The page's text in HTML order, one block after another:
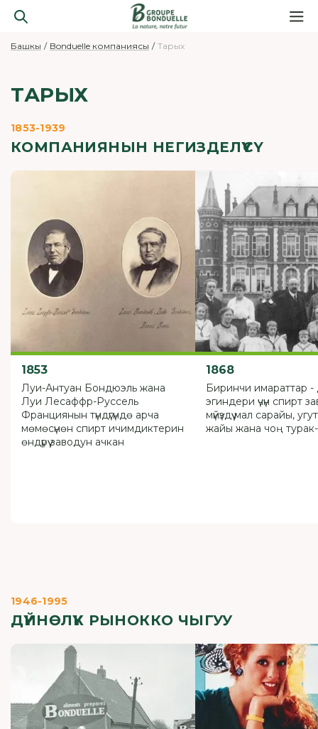
Башкы Bonduelle компаниясы Тарых
ТАРЫХ
1853-1939
КОМПАНИЯНЫН НЕГИЗДЕЛҮҮСҮ
1853
Луи-Антуан Бондюэль жана
Луи Лесаффр-Руссель
Франциянын түндүгүндө арча
мөмөсүнөн спирт ичимдиктерин
өндүрүү заводун ачкан
1868
Биринчи имараттар -
эгиндери үчүн спирт
мүйүздүү мал сарайы,
жайы жана чоң
1946-1995
ДҮЙНӨЛҮК РЫНОККО ЧЫГУУ